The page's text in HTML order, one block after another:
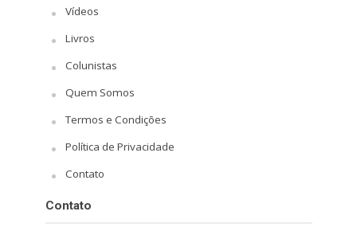
Vídeos
Livros
Colunistas
Quem Somos
Termos e Condições
Política de Privacidade
Contato
Contato